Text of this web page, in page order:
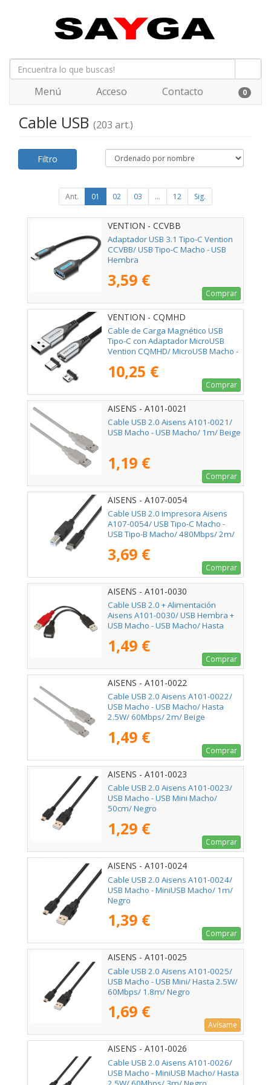
Menú Acceso Contacto 0
Cable USB (203 art.)
Filtro
Ant. 01 02 03 ... 12 Sig.
VENTION - CCVBB
Adaptador USB 3.1 Tipo-C Vention
CCVBB/ USB Tipo-C Macho - USB
Hembra
3,59 €
Comprar
VENTION - CQMHD
Cable de Carga Magnético USB
Tipo-C con Adaptador MicroUSB
Vention CQMHD/ MicroUSB Macho -
Hasta 60W/ 480Mbps/ 50cm/ Gris
10,25 €
Comprar
AISENS - A101-0021
Cable USB 2.0 Aisens A101-0021/
USB Macho - USB Macho/ 1m/ Beige
1,19 €
Comprar
AISENS - A107-0054
Cable USB 2.0 Impresora Aisens
A107-0054/ USB Tipo-C Macho -
USB Tipo-B Macho/ 480Mbps/ 2m/
3,69 €
Comprar
AISENS - A101-0030
Cable USB 2.0 + Alimentación
Aisens A101-0030/ USB Hembra +
USB Macho - USB Macho/ Hasta
1,49 €
Comprar
AISENS - A101-0022
Cable USB 2.0 Aisens A101-0022/
USB Macho - USB Macho/ Hasta
2.5W/ 60Mbps/ 2m/ Beige
1,49 €
Comprar
AISENS - A101-0023
Cable USB 2.0 Aisens A101-0023/
USB Macho - USB Mini Macho/
50cm/ Negro
1,29 €
Comprar
AISENS - A101-0024
Cable USB 2.0 Aisens A101-0024/
USB Macho - MiniUSB Macho/ 1m/
Negro
1,39 €
Comprar
AISENS - A101-0025
Cable USB 2.0 Aisens A101-0025/
USB Macho - USB Mini/ Hasta 2.5W/
60Mbps/ 1.8m/ Negro
1,69 €
Avísame
AISENS - A101-0026
Cable USB 2.0 Aisens A101-0026/
USB Macho - MiniUSB Macho/ Hasta